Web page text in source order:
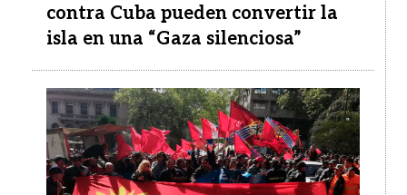
contra Cuba pueden convertir la
isla en una “Gaza silenciosa”
Imagen